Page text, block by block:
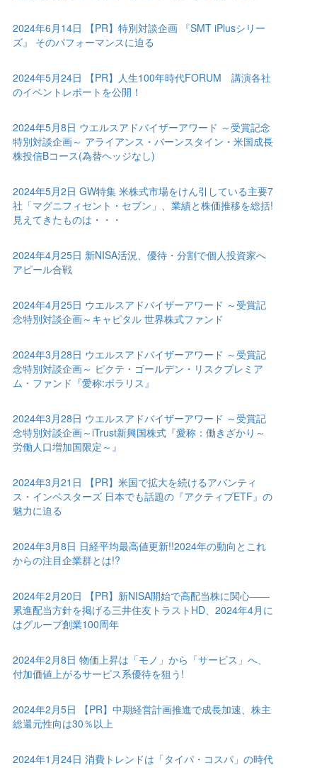
2024年6月14日 【PR】特別対談企画 『SMT iPlusシリー
ズ』 そのパフォーマンスに迫る
2024年5月24日 【PR】人生100年時代FORUM 講演各社
のイベントレポートを公開！
2024年5月8日 ウエルスアドバイザーアワード ～受賞記念
特別対談企画～ アライアンス・バーンスタイン・米国成長
株投信Bコース(為替ヘッジなし)
2024年5月2日 GW特集 米株式市場をけん引している主要7
社「マグニフィセント・セブン」、業績と株価推移を総括!
見えてきたものは・・・
2024年4月25日 新NISA活況、優待・分割で個人投資家へ
アピール合戦
2024年4月25日 ウエルスアドバイザーアワード ～受賞記
念特別対談企画～キャピタル 世界株式ファンド
2024年3月28日 ウエルスアドバイザーアワード ～受賞記
念特別対談企画～ ピクテ・ゴールデン・リスクプレミア
ム・ファンド『愛称:ポラリス』
2024年3月28日 ウエルスアドバイザーアワード ～受賞記
念特別対談企画～iTrust新興国株式『愛称：働きざかり～
労働人口増加国限定～』
2024年3月21日 【PR】米国で拡大を続けるアバンティ
ス・インベスターズ 日本でも話題の『アクティブETF』の
魅力に迫る
2024年3月8日 日経平均最高値更新!!2024年の動向とこれ
からの注目企業群とは!?
2024年2月20日 【PR】新NISA開始で高配当株に関心――
累進配当方針を掲げる三井住友トラストHD、2024年4月に
はグループ創業100周年
2024年2月8日 物価上昇は「モノ」から「サービス」へ、
付加価値上がるサービス系優待を狙う!
2024年2月5日 【PR】中期経営計画推進で成長加速、株主
総還元性向は30％以上
2024年1月24日 消費トレンドは「タイパ・コスパ」の時代